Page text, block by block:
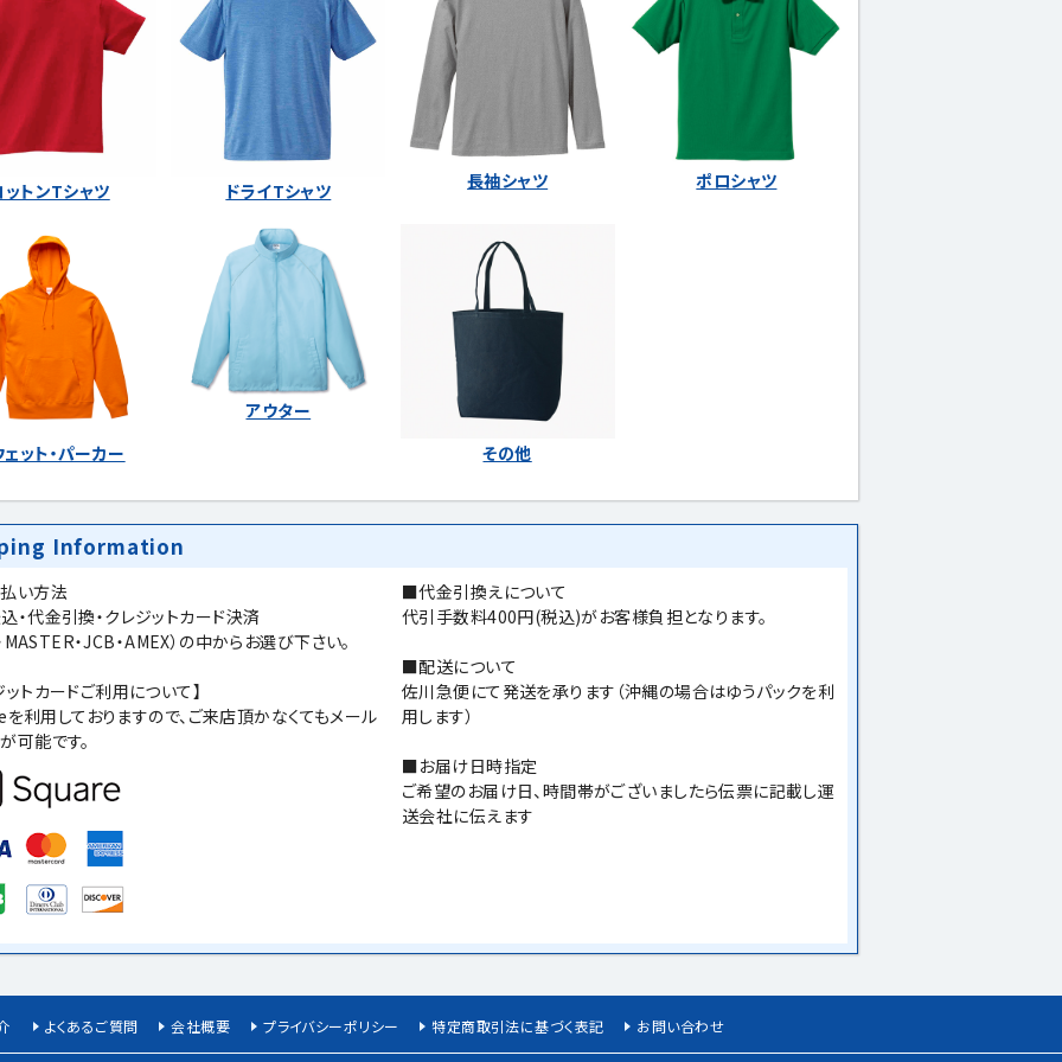
ットンTシャツ ドライTシャツ 長袖シャツ ポロシャツ
ット・パーカー
アウター
その他
Information
い方法
・代金引換・クレジットカード決済
MASTER・JCB・AMEX）の中からお選び下さい。
ットカードご利用について】
利用しておりますので、ご来店頂かなくてもメール
可能です。
​■代金引換えについて
代引手数料400円(税込)がお客様負担となります。
■配送について
佐川急便にて発送を承ります（沖縄の場合はゆうパックを利
用します）
■お届け日時指定
ご希望のお届け日、時間帯がございましたら伝票に記載し運
送会社に伝えます
よくあるご質問 会社概要 プライバシーポリシー 特定商取引法に基づく表記 お問い合わせ